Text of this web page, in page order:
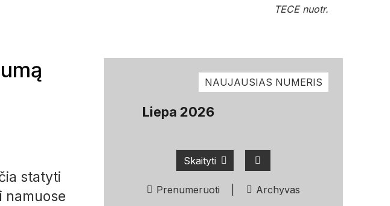
TECE nuotr.
statyti
namuose
NAUJAUSIAS NUMERIS
Liepa 2026
Skaityti
Prenumeruoti Archyvas